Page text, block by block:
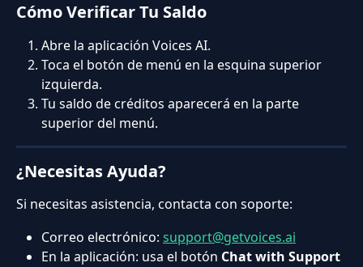
Cómo Verificar Tu Saldo
Abre la aplicación Voices AI.
Toca el botón de menú en la esquina superior
izquierda.
Tu saldo de créditos aparecerá en la parte
superior del menú.
¿Necesitas Ayuda?
Si necesitas asistencia, contacta con soporte:
Correo electrónico: support@getvoices.ai
En la aplicación: usa el botón Chat with Support